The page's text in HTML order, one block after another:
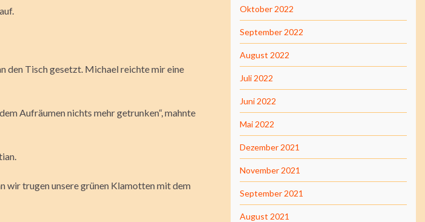
den Tisch gesetzt. Michael reichte mir eine
Aufräumen nichts mehr getrunken“, mahnte
wir trugen unsere grünen Klamotten mit dem
Oktober 2022
September 2022
August 2022
Juli 2022
Juni 2022
Mai 2022
Dezember 2021
November 2021
September 2021
August 2021